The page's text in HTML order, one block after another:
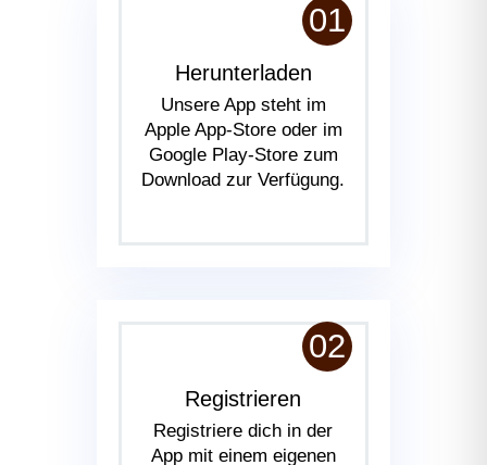
01
Herunterladen
Unsere App steht im
Apple App-Store oder im
Google Play-Store zum
Download zur Verfügung.
02
Registrieren
Registriere dich in der
App mit einem eigenen